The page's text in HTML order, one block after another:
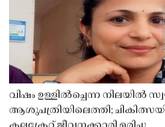
വിഷം ഉള്ളിൽച്ചെന്ന നിലയിൽ
ആശുപത്രിയിലെത്തി;